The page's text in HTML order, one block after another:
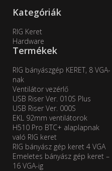
Kategóriák
RIG Keret
Hardware
Termékek
RIG bányászgép KERET, 8 VGA-
nak
Ventilátor vezérlő
USB Riser Ver. 010S Plus
USB Riser Ver. 000S
EKL 92mm ventilátorok
H510 Pro BTC+ alaplapnak
való RIG keret
RIG bányász gép keret 4 VGA
Emeletes bányász gép keret –
16 VGA-ig